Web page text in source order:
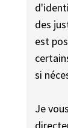
des
est
si
Je